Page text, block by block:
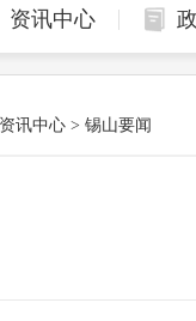
资讯中心
资讯中心 > 锡山要闻